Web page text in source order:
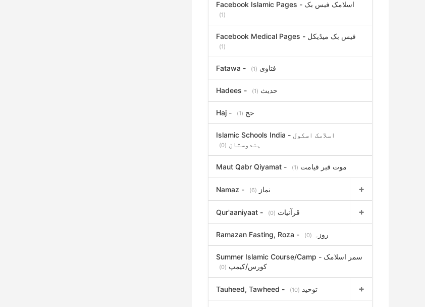
Facebook Islamic Pages - اسلامک فیس بک
(1)
Facebook Medical Pages - فیس بک میڈیکل
(1)
Fatawa - فتاوی (1)
Hadees - حدیث (1)
Haj - حج (1)
Islamic Schools India - اسلامک اسکول
ہندوستان (0)
Maut Qabr Qiyamat - موت قبر قیامت (1)
Namaz - نماز (6)
Qur'aaniyaat - قرآنیات (0)
Ramazan Fasting, Roza - روزہ (0)
Summer Islamic Course/Camp - سمر اسلامک
کورس/کیمپ (0)
Tauheed, Tawheed - توحید (10)